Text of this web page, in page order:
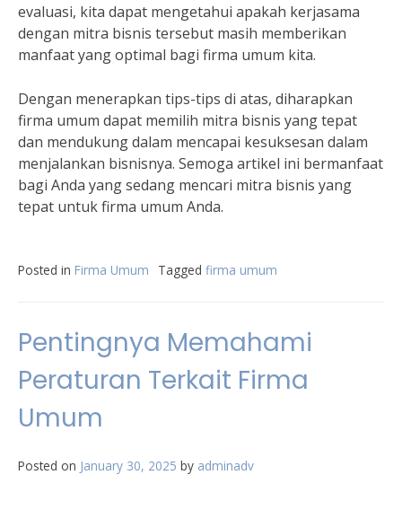
evaluasi, kita dapat mengetahui apakah kerjasama
dengan mitra bisnis tersebut masih memberikan
manfaat yang optimal bagi firma umum kita.
Dengan menerapkan tips-tips di atas, diharapkan
firma umum dapat memilih mitra bisnis yang tepat
dan mendukung dalam mencapai kesuksesan dalam
menjalankan bisnisnya. Semoga artikel ini bermanfaat
bagi Anda yang sedang mencari mitra bisnis yang
tepat untuk firma umum Anda.
Posted in Firma Umum Tagged firma umum
Pentingnya Memahami
Peraturan Terkait Firma
Umum
Posted on January 30, 2025 by adminadv